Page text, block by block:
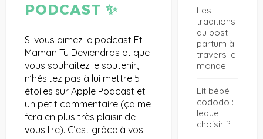
PODCAST ✨
Si vous aimez le podcast Et
Maman Tu Deviendras et que
vous souhaitez le soutenir,
n’hésitez pas à lui mettre 5
étoiles sur Apple Podcast et
un petit commentaire (ça me
fera en plus très plaisir de
vous lire). C’est grâce à vos
Les
traditions
du post-
partum à
travers le
monde
Lit bébé
cododo :
lequel
choisir ?